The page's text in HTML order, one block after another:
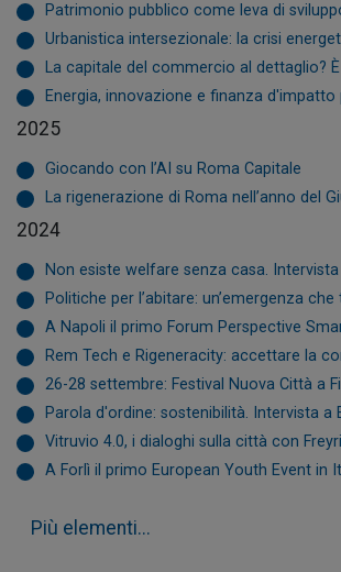
Patrimonio pubblico come leva di
Urbanistica intersezionale: la crisi
La capitale del commercio al dettaglio? È
Energia, innovazione e finanza d'impatto
2025
Giocando con l’AI su Roma Capitale
La rigenerazione di Roma nell’anno del
2024
Non esiste welfare senza casa. Intervista
Politiche per l’abitare: un’emergenza che
A Napoli il primo Forum Perspective
Rem Tech e Rigeneracity: accettare la
26-28 settembre: Festival Nuova Città a
Parola d'ordine: sostenibilità. Intervista a
Vitruvio 4.0, i dialoghi sulla città con
A Forlì il primo European Youth Event in
Più elementi...